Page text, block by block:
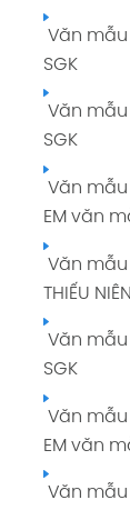
Văn mẫu
SGK
Văn mẫu
SGK
Văn mẫu
EM văn
Văn mẫu
THIẾU
Văn mẫu
SGK
Văn mẫu
EM văn
Văn mẫu